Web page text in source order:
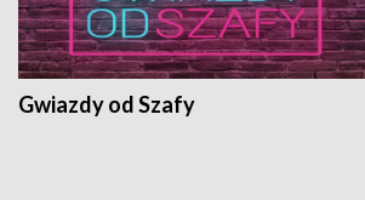
Gwiazdy od Szafy